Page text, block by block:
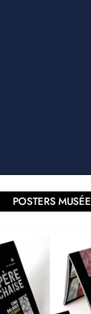
POSTERS MUSÉE